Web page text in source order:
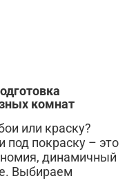
комнат
или краску?
под покраску – это
динамичный
Выбираем